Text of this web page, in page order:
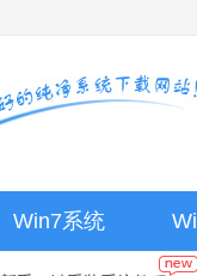
Win7系统